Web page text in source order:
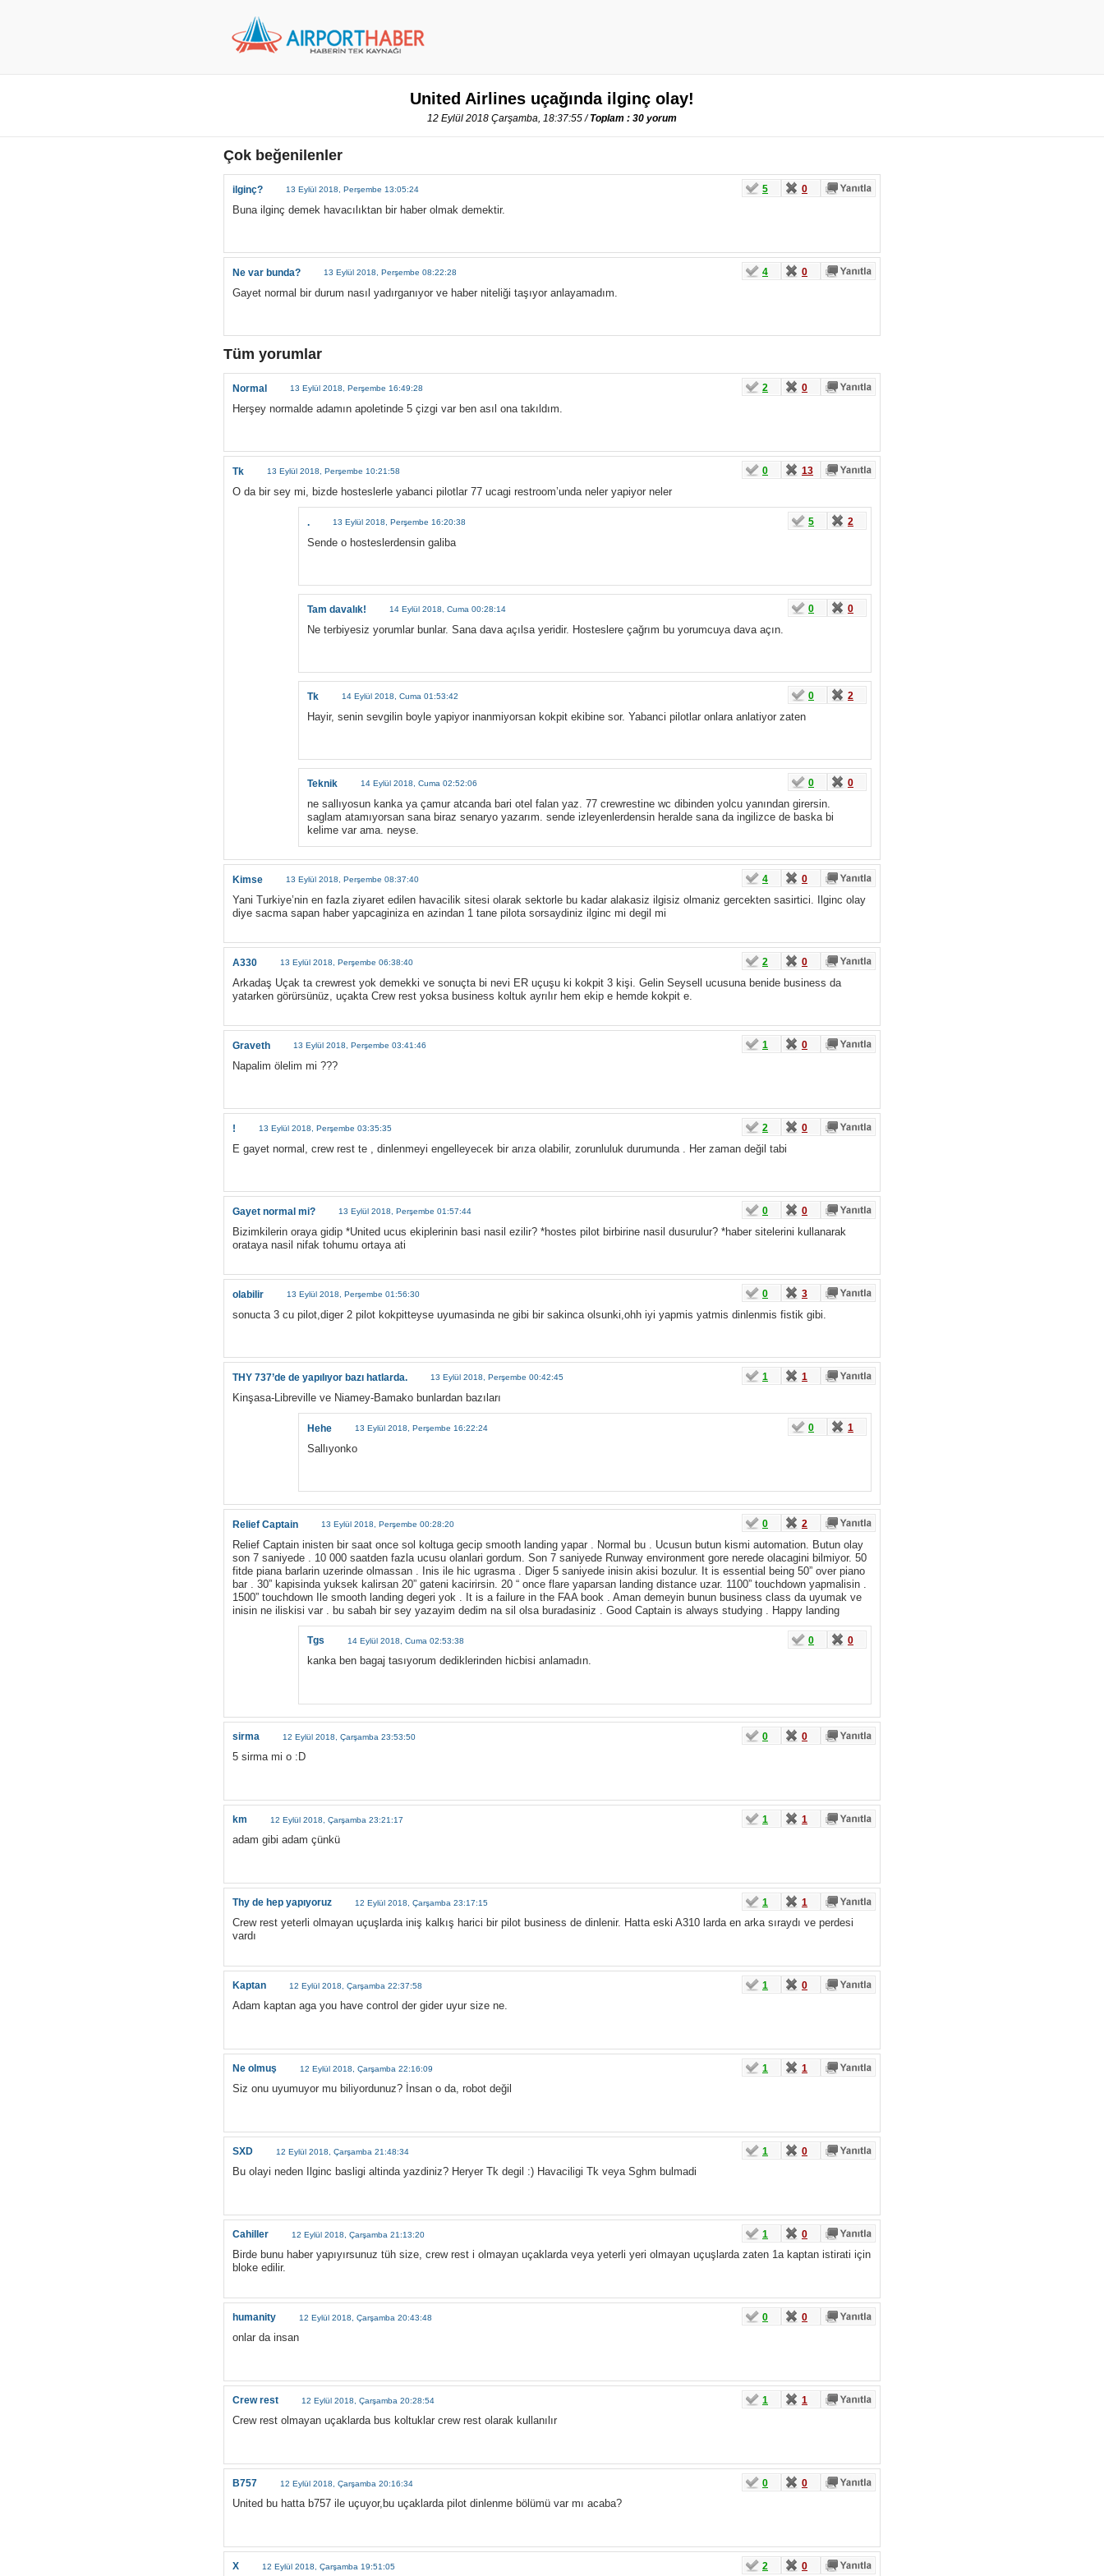
United Airlines uçağında ilginç olay!
12 Eylül 2018 Çarşamba, 18:37:55 /Toplam : 30 yorum
Çok beğenilenler
ilginç? 13 Eylül 2018, Perşembe 13:05:24
Buna ilginç demek havacılıktan bir haber olmak demektir.
5 0
Ne var bunda? 13 Eylül 2018, Perşembe 08:22:28
Gayet normal bir durum nasıl yadırganıyor ve haber niteliği taşıyor anlayamadım.
4 0
Tüm yorumlar
Normal 13 Eylül 2018, Perşembe 16:49:28
Herşey normalde adamın apoletinde 5 çizgi var ben asıl ona takıldım.
2 0
Tk 13 Eylül 2018, Perşembe 10:21:58
O da bir sey mi, bizde hosteslerle yabanci pilotlar 77 ucagi restroom’unda neler yapiyor neler
0 13
. 13 Eylül 2018, Perşembe 16:20:38
Sende o hosteslerdensin galiba
5 2
Tam davalık! 14 Eylül 2018, Cuma 00:28:14
Ne terbiyesiz yorumlar bunlar. Sana dava açılsa yeridir. Hosteslere çağrım bu yorumcuya dava açın.
0 0
Tk 14 Eylül 2018, Cuma 01:53:42
Hayir, senin sevgilin boyle yapiyor inanmiyorsan kokpit ekibine sor. Yabanci pilotlar onlara anlatiyor zaten
0 2
Teknik 14 Eylül 2018, Cuma 02:52:06
ne sallıyosun kanka ya çamur atcanda bari otel falan yaz. 77 crewrestine wc dibinden yolcu yanından girersin.
saglam atamıyorsan sana biraz senaryo yazarım. sende izleyenlerdensin heralde sana da ingilizce de baska bi
kelime var ama. neyse.
0 0
Kimse 13 Eylül 2018, Perşembe 08:37:40
Yani Turkiye’nin en fazla ziyaret edilen havacilik sitesi olarak sektorle bu kadar alakasiz ilgisiz olmaniz gercekten sasirtici. Ilginc olay
diye sacma sapan haber yapcaginiza en azindan 1 tane pilota sorsaydiniz ilginc mi degil mi
4 0
A330 13 Eylül 2018, Perşembe 06:38:40
Arkadaş Uçak ta crewrest yok demekki ve sonuçta bi nevi ER uçuşu ki kokpit 3 kişi. Gelin Seysell ucusuna benide business da
yatarken görürsünüz, uçakta Crew rest yoksa business koltuk ayrılır hem ekip e hemde kokpit e.
2 0
Graveth 13 Eylül 2018, Perşembe 03:41:46
Napalim ölelim mi ???
1 0
! 13 Eylül 2018, Perşembe 03:35:35
E gayet normal, crew rest te , dinlenmeyi engelleyecek bir arıza olabilir, zorunluluk durumunda . Her zaman değil tabi
2 0
Gayet normal mi? 13 Eylül 2018, Perşembe 01:57:44
Bizimkilerin oraya gidip *United ucus ekiplerinin basi nasil ezilir? *hostes pilot birbirine nasil dusurulur? *haber sitelerini kullanarak
orataya nasil nifak tohumu ortaya ati
0 0
olabilir 13 Eylül 2018, Perşembe 01:56:30
sonucta 3 cu pilot,diger 2 pilot kokpitteyse uyumasinda ne gibi bir sakinca olsunki,ohh iyi yapmis yatmis dinlenmis fistik gibi.
0 3
THY 737’de de yapılıyor bazı hatlarda. 13 Eylül 2018, Perşembe 00:42:45
Kinşasa-Libreville ve Niamey-Bamako bunlardan bazıları
1 1
Hehe 13 Eylül 2018, Perşembe 16:22:24
Sallıyonko
0 1
Relief Captain 13 Eylül 2018, Perşembe 00:28:20
Relief Captain inisten bir saat once sol koltuga gecip smooth landing yapar . Normal bu . Ucusun butun kismi automation. Butun olay
son 7 saniyede . 10 000 saatden fazla ucusu olanlari gordum. Son 7 saniyede Runway environment gore nerede olacagini bilmiyor. 50
fitde piana barlarin uzerinde olmassan . Inis ile hic ugrasma . Diger 5 saniyede inisin akisi bozulur. It is essential being 50” over piano
bar . 30” kapisinda yuksek kalirsan 20” gateni kacirirsin. 20 “ once flare yaparsan landing distance uzar. 1100” touchdown yapmalisin .
1500” touchdown Ile smooth landing degeri yok . It is a failure in the FAA book . Aman demeyin bunun business class da uyumak ve
inisin ne iliskisi var . bu sabah bir sey yazayim dedim na sil olsa buradasiniz . Good Captain is always studying . Happy landing
0 2
Tgs 14 Eylül 2018, Cuma 02:53:38
kanka ben bagaj tasıyorum dediklerinden hicbisi anlamadın.
0 0
sirma 12 Eylül 2018, Çarşamba 23:53:50
5 sirma mi o :D
0 0
km 12 Eylül 2018, Çarşamba 23:21:17
adam gibi adam çünkü
1 1
Thy de hep yapıyoruz 12 Eylül 2018, Çarşamba 23:17:15
Crew rest yeterli olmayan uçuşlarda iniş kalkış harici bir pilot business de dinlenir. Hatta eski A310 larda en arka sıraydı ve perdesi
vardı
1 1
Kaptan 12 Eylül 2018, Çarşamba 22:37:58
Adam kaptan aga you have control der gider uyur size ne.
1 0
Ne olmuş 12 Eylül 2018, Çarşamba 22:16:09
Siz onu uyumuyor mu biliyordunuz? İnsan o da, robot değil
1 1
SXD 12 Eylül 2018, Çarşamba 21:48:34
Bu olayi neden Ilginc basligi altinda yazdiniz? Heryer Tk degil :) Havaciligi Tk veya Sghm bulmadi
1 0
Cahiller 12 Eylül 2018, Çarşamba 21:13:20
Birde bunu haber yapıyırsunuz tüh size, crew rest i olmayan uçaklarda veya yeterli yeri olmayan uçuşlarda zaten 1a kaptan istirati için
bloke edilir.
1 0
humanity 12 Eylül 2018, Çarşamba 20:43:48
onlar da insan
0 0
Crew rest 12 Eylül 2018, Çarşamba 20:28:54
Crew rest olmayan uçaklarda bus koltuklar crew rest olarak kullanılır
1 1
B757 12 Eylül 2018, Çarşamba 20:16:34
United bu hatta b757 ile uçuyor,bu uçaklarda pilot dinlenme bölümü var mı acaba?
0 0
X 12 Eylül 2018, Çarşamba 19:51:05 2 0